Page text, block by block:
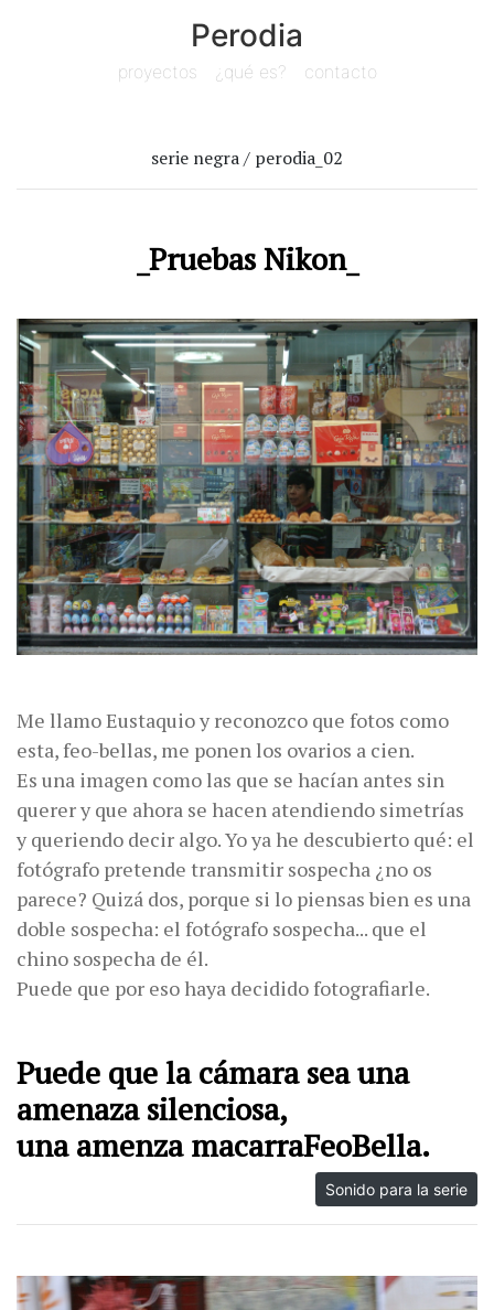
Perodia
proyectos ¿qué es? contacto
serie negra / perodia_02
_Pruebas Nikon_
Me llamo Eustaquio y reconozco que fotos como
esta, feo-bellas, me ponen los ovarios a cien.
Es una imagen como las que se hacían antes sin
querer y que ahora se hacen atendiendo simetrías
y queriendo decir algo. Yo ya he descubierto qué: el
fotógrafo pretende transmitir sospecha ¿no os
parece? Quizá dos, porque si lo piensas bien es una
doble sospecha: el fotógrafo sospecha... que el
chino sospecha de él.
Puede que por eso haya decidido fotografiarle.
Puede que la cámara sea una
amenaza silenciosa,
una amenza macarraFeoBella.
Sonido para la serie